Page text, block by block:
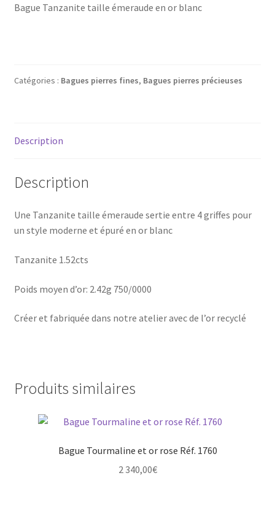
Bague Tanzanite taille émeraude en or blanc
Catégories : Bagues pierres fines, Bagues pierres précieuses
Description
Description
Une Tanzanite taille émeraude sertie entre 4 griffes pour
un style moderne et épuré en or blanc
Tanzanite 1.52cts
Poids moyen d’or: 2.42g 750/0000
Créer et fabriquée dans notre atelier avec de l’or recyclé
Produits similaires
Bague Tourmaline et or rose Réf. 1760
2 340,00€